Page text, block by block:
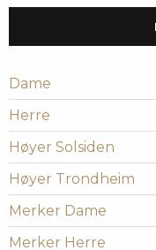
Dame
Herre
Høyer Solsiden
Høyer Trondheim
Merker Dame
Merker Herre